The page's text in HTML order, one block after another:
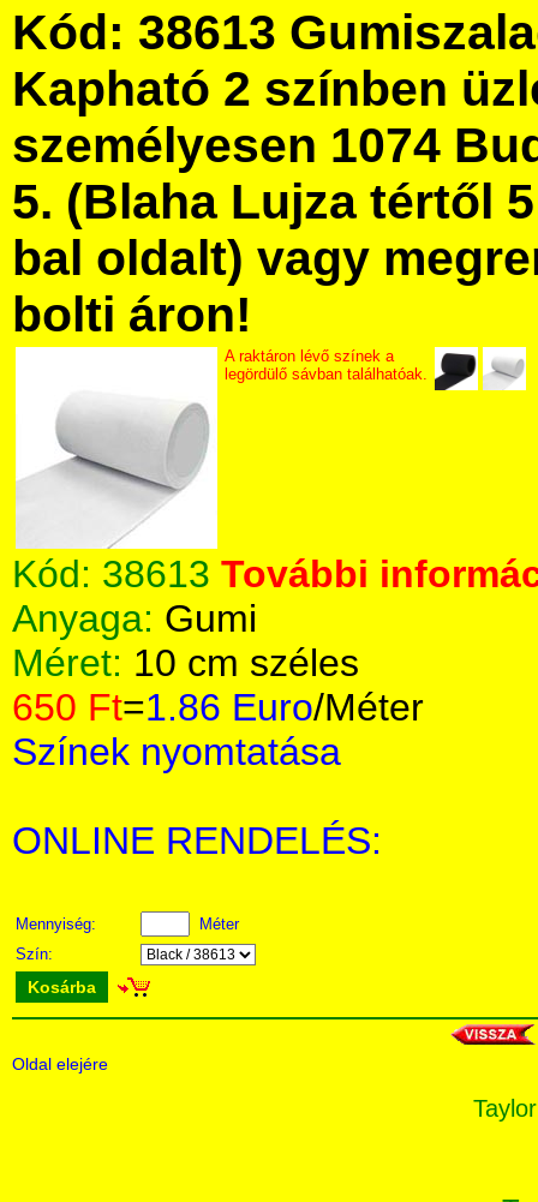
Kód: 38613
Kapható 2 színben
személyesen 1074
5. (Blaha Lujza tértől
bal oldalt) vagy
bolti áron!
A raktáron lévő színek a
legördülő sávban találhatóak.
Kód: 38613 További
Anyaga: Gumi
Méret: 10 cm széles
650 Ft=1.86 Euro/Méter
Színek nyomtatása
ONLINE RENDELÉS:
Mennyiség:
Méter
Szín:
Kosárba
Oldal elejére